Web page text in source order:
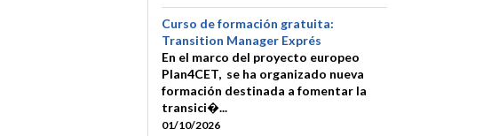
Curso de formación gratuita:
Transition Manager Exprés
En el marco del proyecto europeo
Plan4CET, se ha organizado nueva
formación destinada a fomentar la
transici�...
01/10/2026